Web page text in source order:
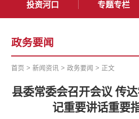
投资河口 专题专栏
政务要闻
首页 >新闻资讯 >政务要闻 > 正文
县委常委会召开会议 传
记重要讲话重要